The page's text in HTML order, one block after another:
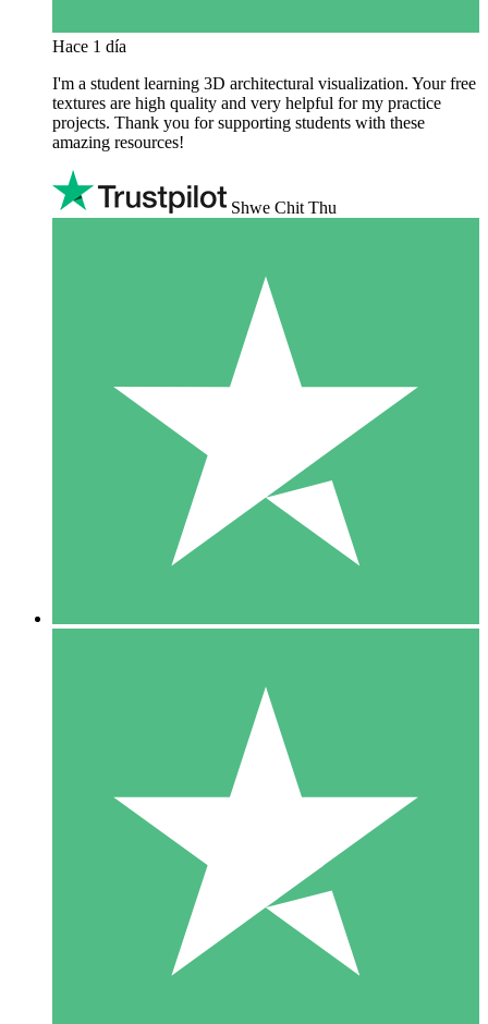
Hace 1 día
I'm a student learning 3D architectural visualization. Your free
textures are high quality and very helpful for my practice
projects. Thank you for supporting students with these
amazing resources!
Shwe Chit Thu